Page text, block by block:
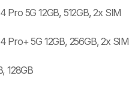
Pro 5G 12GB, 512GB, 2x SIM
Pro+ 5G 12GB, 256GB, 2x SIM
128GB